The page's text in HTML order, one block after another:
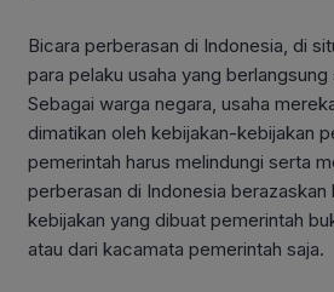
Bicara perberasan di Indonesia, di
para pelaku usaha yang
Sebagai warga negara, usaha
dimatikan oleh kebijakan-kebijakan
pemerintah harus melindungi serta
perberasan di Indonesia berazaskan
kebijakan yang dibuat pemerintah
atau dari kacamata pemerintah saja.